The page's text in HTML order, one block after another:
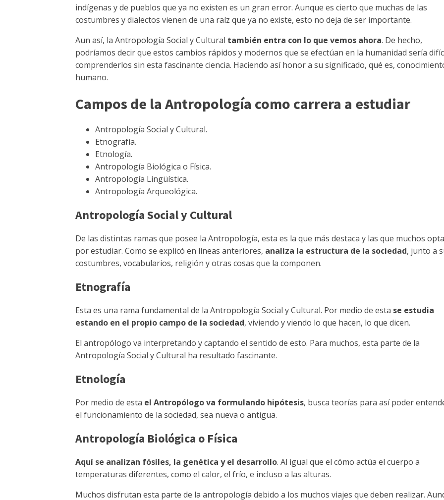
indígenas y de pueblos que ya no existen es un gran error. Aunque es cierto que muchas de las
costumbres y dialectos vienen de una raíz que ya no existe, esto no deja de ser importante.
Aun así, la Antropología Social y Cultural también entra con lo que vemos ahora. De hecho,
podríamos decir que estos cambios rápidos y modernos que se efectúan en la humanidad sería
comprenderlos sin esta fascinante ciencia. Haciendo así honor a su significado, qué es,
humano.
Campos de la Antropología como carrera a estudiar
Antropología Social y Cultural.
Etnografía.
Etnología.
Antropología Biológica o Física.
Antropología Lingüística.
Antropología Arqueológica.
Antropología Social y Cultural
De las distintas ramas que posee la Antropología, esta es la que más destaca y las que muchos
por estudiar. Como se explicó en líneas anteriores, analiza la estructura de la sociedad, junto a
costumbres, vocabularios, religión y otras cosas que la componen.
Etnografía
Esta es una rama fundamental de la Antropología Social y Cultural. Por medio de esta se estudia
estando en el propio campo de la sociedad, viviendo y viendo lo que hacen, lo que dicen.
El antropólogo va interpretando y captando el sentido de esto. Para muchos, esta parte de la
Antropología Social y Cultural ha resultado fascinante.
Etnología
Por medio de esta el Antropólogo va formulando hipótesis, busca teorías para así poder
el funcionamiento de la sociedad, sea nueva o antigua.
Antropología Biológica o Física
Aquí se analizan fósiles, la genética y el desarrollo. Al igual que el cómo actúa el cuerpo a
temperaturas diferentes, como el calor, el frío, e incluso a las alturas.
Muchos disfrutan esta parte de la antropología debido a los muchos viajes que deben realizar.